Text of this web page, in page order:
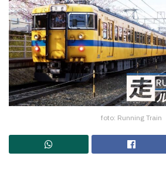
foto: Running Train